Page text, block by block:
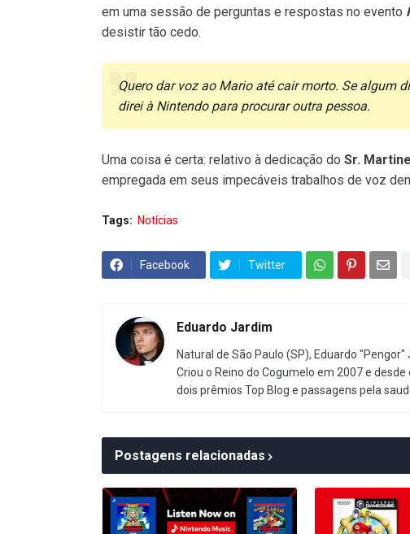
em uma sessão de perguntas e respostas no evento
desistir tão cedo.
Quero dar voz ao Mario até cair morto. Se algum
direi à Nintendo para procurar outra pessoa.
Uma coisa é certa: relativo à dedicação do Sr.
empregada em seus impecáveis trabalhos de voz
Tags: Notícias
Facebook Twitter
Eduardo Jardim
Natural de São Paulo (SP), Eduardo
Criou o Reino do Cogumelo em 2007 e
dois prêmios Top Blog e passagens pela
Postagens relacionadas